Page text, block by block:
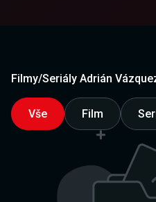
Filmy/Seriály Adrián
Vše Film